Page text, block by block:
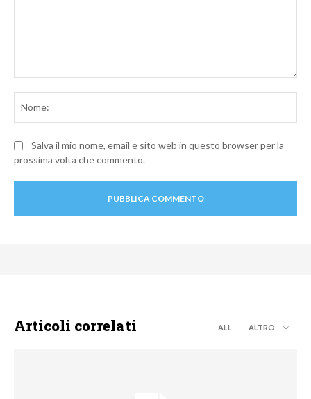
Salva il mio nome, email e sito web in questo browser per la
prossima volta che commento.
Articoli correlati ALL ALTRO